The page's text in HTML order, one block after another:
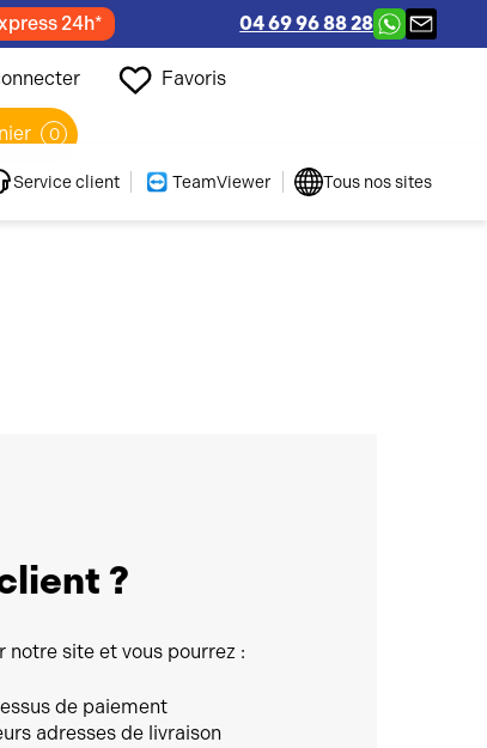
24h* 04 69 96 88 28
Favoris
0
TeamViewer
Service client Tous nos sites
?
notre site et vous pourrez :
de paiement
adresses de livraison